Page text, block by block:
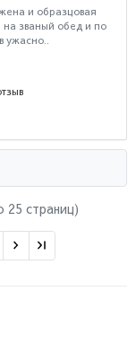
и образцовая
на званый обед и по
ужасно..
25 страниц)